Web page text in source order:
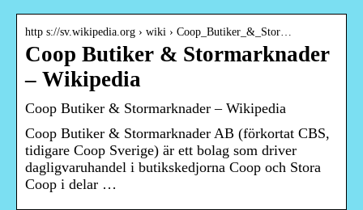
http s://sv.wikipedia.org › wiki › Coop_Butiker_&_Stor…
Coop Butiker & Stormarknader
– Wikipedia
Coop Butiker & Stormarknader – Wikipedia
Coop Butiker & Stormarknader AB (förkortat CBS,
tidigare Coop Sverige) är ett bolag som driver
dagligvaruhandel i butikskedjorna Coop och Stora
Coop i delar …